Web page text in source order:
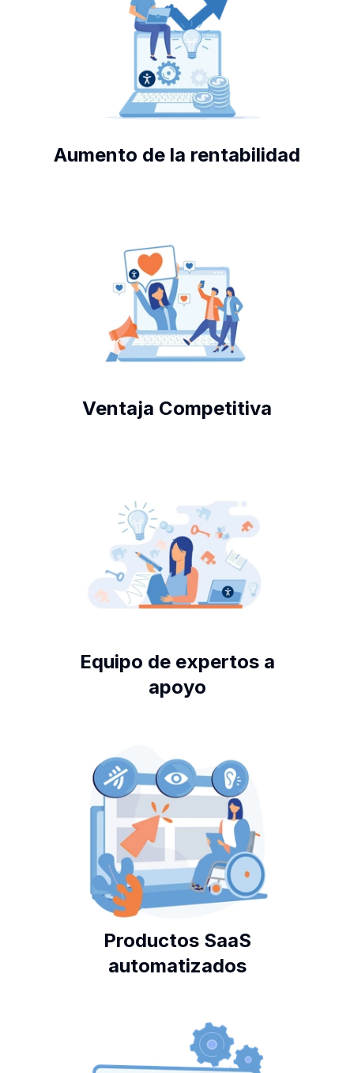
Aumento de la rentabilidad
Ventaja Competitiva
Equipo de expertos a
apoyo
Productos SaaS
automatizados